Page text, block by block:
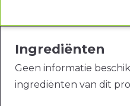
Ingrediënten
Geen informatie
ingrediënten van dit